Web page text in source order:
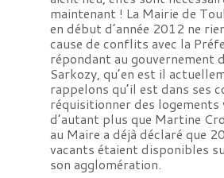
maintenant ! La Mairie de
en début d’année 2012 ne
cause de conflits avec la
répondant au gouvernement
Sarkozy, qu’en est il
rappelons qu’il est dans ses
réquisitionner des logements
d’autant plus que Martine
au Maire a déjà déclaré que
vacants étaient disponibles
son agglomération.